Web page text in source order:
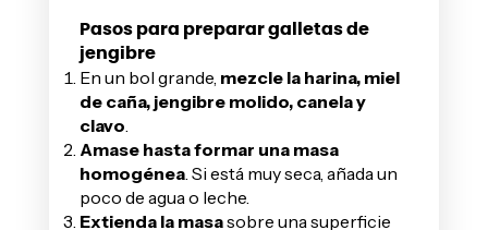
Pasos para preparar galletas de
jengibre
En un bol grande, mezcle la harina, miel
de caña, jengibre molido, canela y
clavo
Amase hasta formar una masa
homogénea . Si está muy seca, añada un
poco de agua o leche.
Extienda la masasobre una superficie